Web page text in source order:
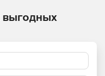
выгодных